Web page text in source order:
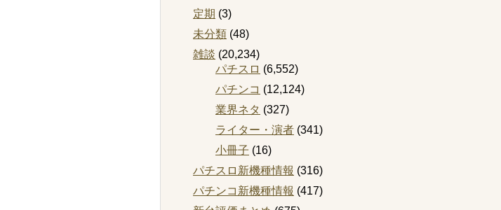
定期 (3)
未分類 (48)
雑談 (20,234)
パチスロ (6,552)
パチンコ (12,124)
業界ネタ (327)
ライター・演者 (341)
小冊子 (16)
パチスロ新機種情報 (316)
パチンコ新機種情報 (417)